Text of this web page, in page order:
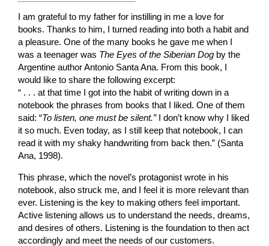
I am grateful to my father for instilling in me a love for
books. Thanks to him, I turned reading into both a habit and
a pleasure. One of the many books he gave me when I
was a teenager was The Eyes of the Siberian Dog by the
Argentine author Antonio Santa Ana. From this book, I
would like to share the following excerpt:
“ . . . at that time I got into the habit of writing down in a
notebook the phrases from books that I liked. One of them
said: “To listen, one must be silent.”I don’t know why I liked
it so much. Even today, as I still keep that notebook, I can
read it with my shaky handwriting from back then.” (Santa
Ana, 1998).
This phrase, which the novel’s protagonist wrote in his
notebook, also struck me, and I feel it is more relevant than
ever. Listening is the key to making others feel important.
Active listening allows us to understand the needs, dreams,
and desires of others. Listening is the foundation to then act
accordingly and meet the needs of our customers.